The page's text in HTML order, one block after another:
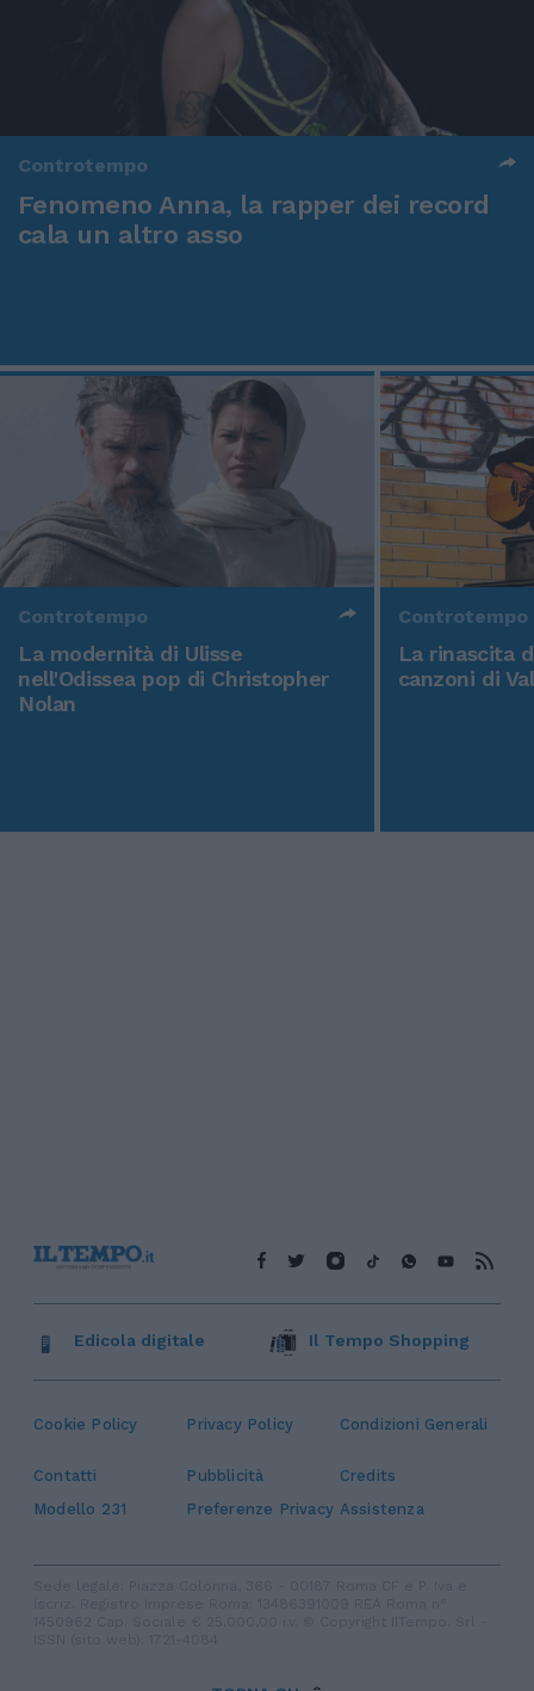
Controtempo
Fenomeno Anna, la rapper dei record
cala un altro asso
Controtempo
La modernità di Ulisse
nell'Odissea pop di Christopher
Nolan
Controtempo
La rinascita
canzoni di
Cookie Policy Privacy Policy Condizioni Generali
Contatti Pubblicità
Credits
Modello 231
Preferenze Privacy Assistenza
Edicola digitale Il Tempo Shopping